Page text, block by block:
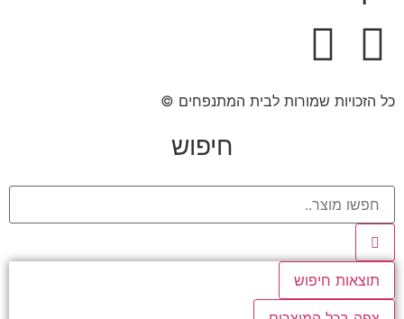
כל הזכויות שמורות לבית המתנפחים ©​
חיפוש
תוצאות חיפוש